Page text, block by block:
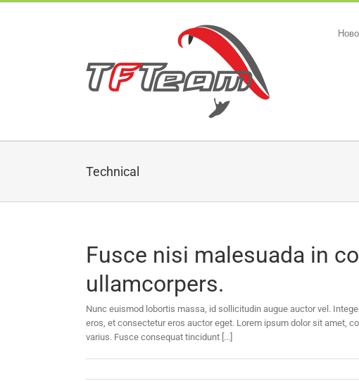
Skip
Technical
Fusce nisi malesuada in
ullamcorpers.
Nunc euismod lobortis massa, id sollicitudin augue auctor vel.
eros, et consectetur eros auctor eget. Lorem ipsum dolor sit amet,
varius. Fusce consequat tincidunt [...]